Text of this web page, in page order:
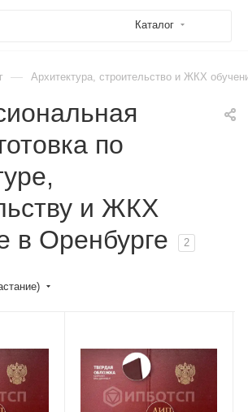
Каталог
— Архитектура, строительство и ЖКХ
по
и ЖКХ
в Оренбурге
2